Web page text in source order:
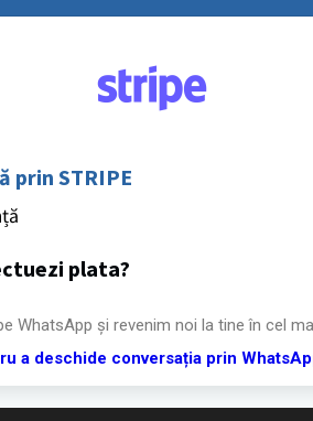
prin STRIPE
plata?
WhatsApp și revenim noi la tine în cel
a deschide conversația prin